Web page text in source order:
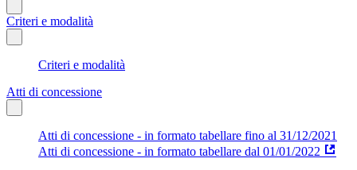
Criteri e modalità
Criteri e modalità
Atti di concessione
Atti di concessione - in formato tabellare fino al 31/12/2021
Atti di concessione - in formato tabellare dal 01/01/2022